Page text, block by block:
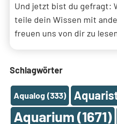
Und jetzt bist du gefragt:
teile dein Wissen mit
freuen uns von dir zu
Schlagwörter
Aqualog (333)
Aquarium (1671)